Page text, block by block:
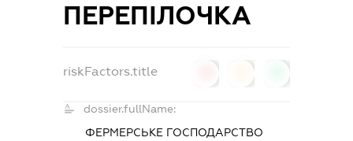
ПЕРЕПІЛОЧКА
riskFactors.title
dossier.fullName:
ФЕРМЕРСЬКЕ ГОСПОДАРСТВО